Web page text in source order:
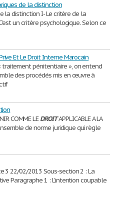
de la distinction
la distinction I- Le critère de la
un critère psychologique. Selon ce
Et Le Droit Interne Marocain
traitement pénitentiaire », on entend
des procédés mis en œuvre à
COMME LEDROITAPPLICABLE A LA
de norme juridique qui règle
3 22/02/2013 Sous-section 2 : La
Paragraphe 1 : L’intention coupable